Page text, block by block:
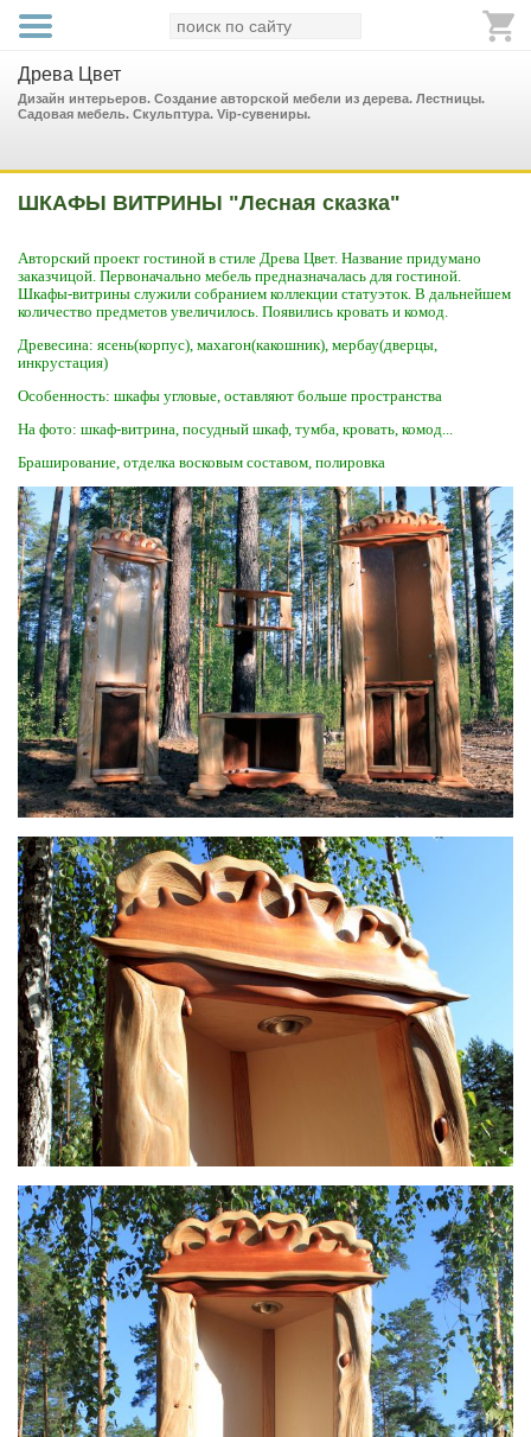
Древа Цвет
Дизайн интерьеров. Создание авторской мебели из дерева. Лестницы.
Садовая мебель. Скульптура. Vip-сувениры.
ШКАФЫ ВИТРИНЫ "Лесная сказка"
Авторский проект гостиной в стиле Древа Цвет. Название придумано
заказчицой. Первоначально мебель предназначалась для гостиной.
Шкафы-витрины служили собранием коллекции статуэток. В дальнейшем
количество предметов увеличилось. Появились кровать и комод.
Древесина: ясень(корпус), махагон(какошник), мербау(дверцы,
инкрустация)
Особенность: шкафы угловые, оставляют больше пространства
На фото: шкаф-витрина, посудный шкаф, тумба, кровать, комод...
Браширование, отделка восковым составом, полировка